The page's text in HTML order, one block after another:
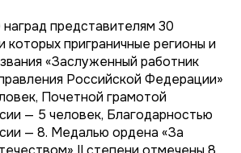
представителям 30
которых приграничные регионы и
«Заслуженный работник
Российской Федерации»
Почетной грамотой
— 5 человек, Благодарностью
— 8. Медалью ордена «За